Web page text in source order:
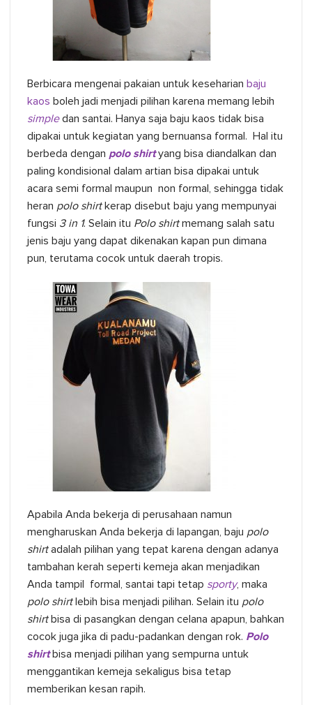
Berbicara mengenai pakaian untuk keseharian baju
kaos boleh jadi menjadi pilihan karena memang lebih
simple dan santai. Hanya saja baju kaos tidak bisa
dipakai untuk kegiatan yang bernuansa formal. Hal itu
berbeda dengan polo shirtyang bisa diandalkan dan
paling kondisional dalam artian bisa dipakai untuk
acara semi formal maupun non formal, sehingga tidak
heran polo shirtkerap disebut baju yang mempunyai
fungsi 3 in 1. Selain itu Polo shirtmemang salah satu
jenis baju yang dapat dikenakan kapan pun dimana
pun, terutama cocok untuk daerah tropis.
Apabila Anda bekerja di perusahaan namun
mengharuskan Anda bekerja di lapangan, baju polo
shirtadalah pilihan yang tepat karena dengan adanya
tambahan kerah seperti kemeja akan menjadikan
Anda tampil formal, santai tapi tetap sporty, maka
polo shirtlebih bisa menjadi pilihan. Selain itu polo
shirtbisa di pasangkan dengan celana apapun, bahkan
cocok juga jika di padu-padankan dengan rok. Polo
shirt bisa menjadi pilihan yang sempurna untuk
menggantikan kemeja sekaligus bisa tetap
memberikan kesan rapih.